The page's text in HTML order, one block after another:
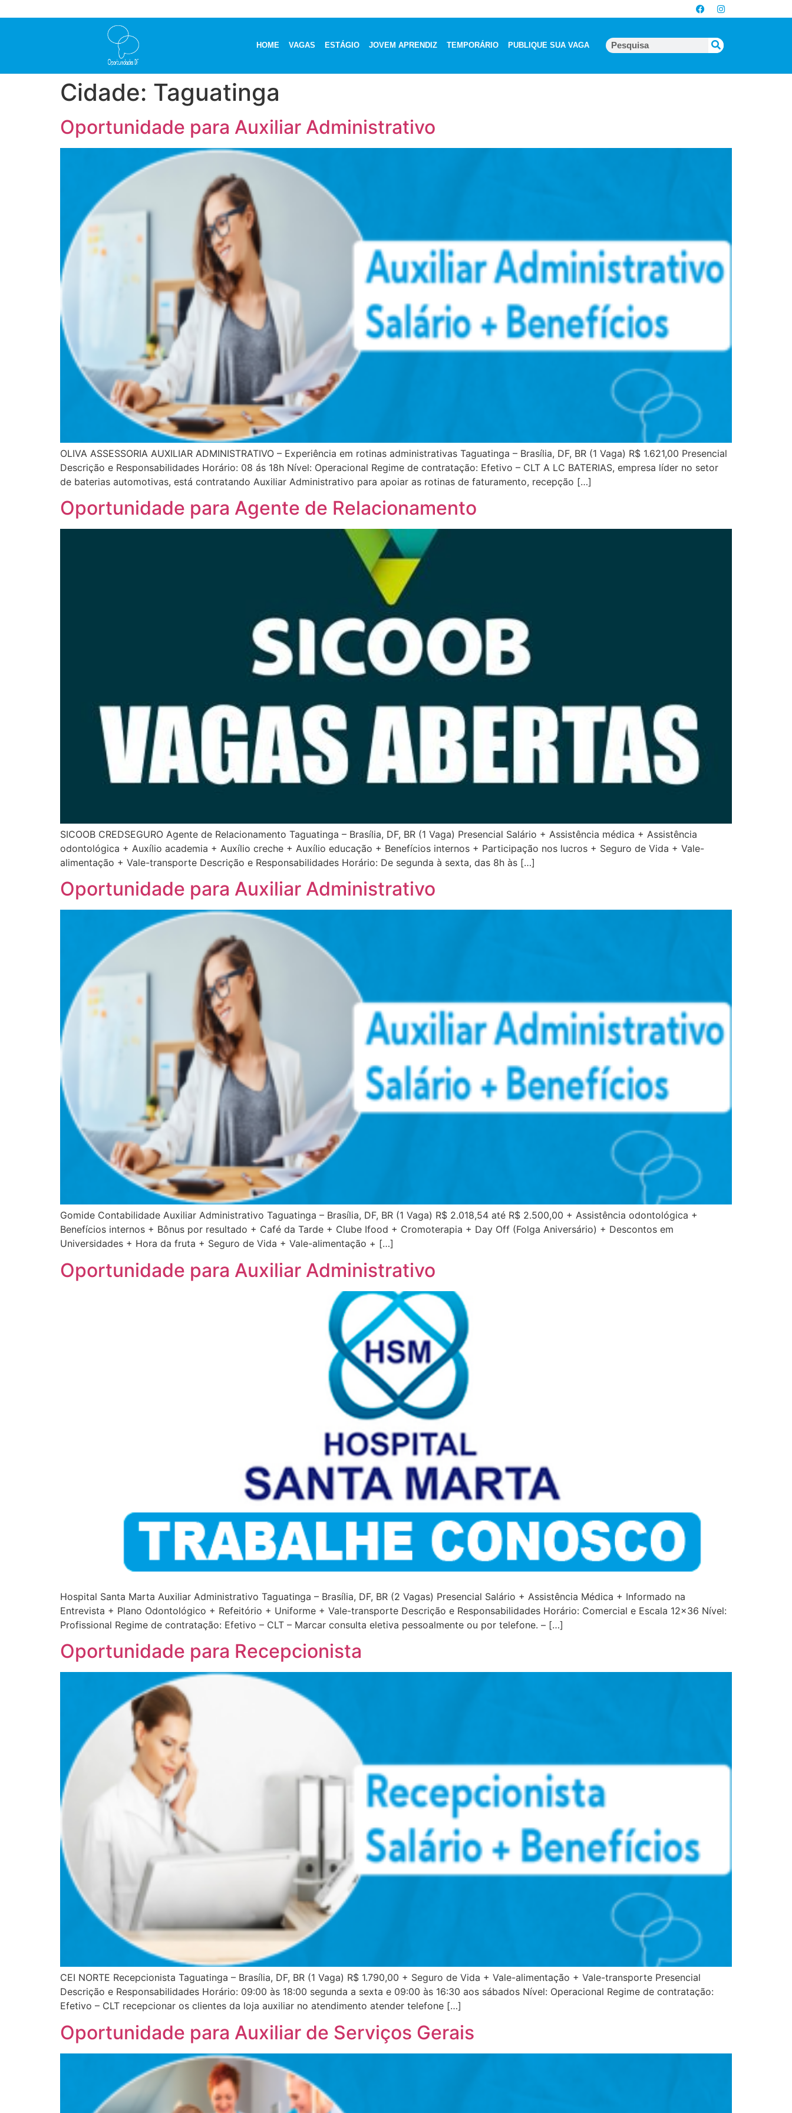
HOME VAGAS ESTÁGIO JOVEM APRENDIZ TEMPORÁRIO PUBLIQUE SUA VAGA
Cidade: Taguatinga
Oportunidade para Auxiliar Administrativo
OLIVA ASSESSORIA AUXILIAR ADMINISTRATIVO – Experiência em rotinas administrativas Taguatinga – Brasília, DF, BR (1 Vaga) R$ 1.621,00 Presencial
Descrição e Responsabilidades Horário: 08 ás 18h Nível: Operacional Regime de contratação: Efetivo – CLT A LC BATERIAS, empresa líder no setor
de baterias automotivas, está contratando Auxiliar Administrativo para apoiar as rotinas de faturamento, recepção […]
Oportunidade para Agente de Relacionamento
SICOOB CREDSEGURO Agente de Relacionamento Taguatinga – Brasília, DF, BR (1 Vaga) Presencial Salário + Assistência médica + Assistência
odontológica + Auxílio academia + Auxílio creche + Auxílio educação + Benefícios internos + Participação nos lucros + Seguro de Vida + Vale-
alimentação + Vale-transporte Descrição e Responsabilidades Horário: De segunda à sexta, das 8h às […]
Oportunidade para Auxiliar Administrativo
Gomide Contabilidade Auxiliar Administrativo Taguatinga – Brasília, DF, BR (1 Vaga) R$ 2.018,54 até R$ 2.500,00 + Assistência odontológica +
Benefícios internos + Bônus por resultado + Café da Tarde + Clube Ifood + Cromoterapia + Day Off (Folga Aniversário) + Descontos em
Universidades + Hora da fruta + Seguro de Vida + Vale-alimentação + […]
Oportunidade para Auxiliar Administrativo
Hospital Santa Marta Auxiliar Administrativo Taguatinga – Brasília, DF, BR (2 Vagas) Presencial Salário + Assistência Médica + Informado na
Entrevista + Plano Odontológico + Refeitório + Uniforme + Vale-transporte Descrição e Responsabilidades Horário: Comercial e Escala 12×36 Nível:
Profissional Regime de contratação: Efetivo – CLT – Marcar consulta eletiva pessoalmente ou por telefone. – […]
Oportunidade para Recepcionista
CEI NORTE Recepcionista Taguatinga – Brasília, DF, BR (1 Vaga) R$ 1.790,00 + Seguro de Vida + Vale-alimentação + Vale-transporte Presencial
Descrição e Responsabilidades Horário: 09:00 às 18:00 segunda a sexta e 09:00 às 16:30 aos sábados Nível: Operacional Regime de contratação:
Efetivo – CLT recepcionar os clientes da loja auxiliar no atendimento atender telefone […]
Oportunidade para Auxiliar de Serviços Gerais